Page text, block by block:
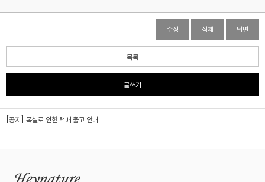
수정 삭제 답변
목록
글쓰기
[공지] 폭설로 인한 택배 출고 안내